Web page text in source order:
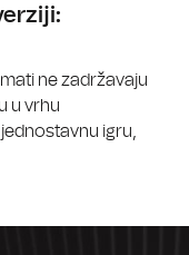
ne zadržavaju
u vrhu
igru,